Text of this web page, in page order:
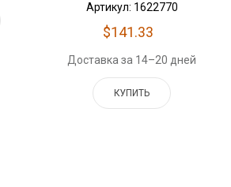
Артикул: 1622770
$141.33
Доставка за 14–20 дней
КУПИТЬ